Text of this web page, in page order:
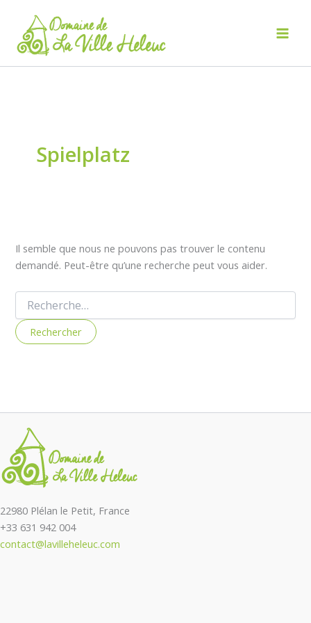
contenu
Main
Spielplatz
Il semble que nous ne pouvons pas trouver le contenu
demandé. Peut-être qu’une recherche peut vous aider.
Rechercher :
22980 Plélan le Petit, France
+33 631 942 004
contact@lavilleheleuc.com